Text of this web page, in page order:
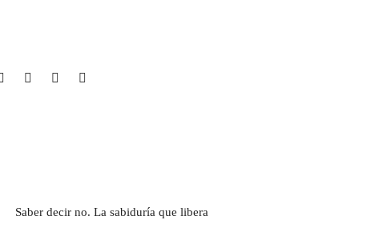
Saber decir no. La sabiduría que libera